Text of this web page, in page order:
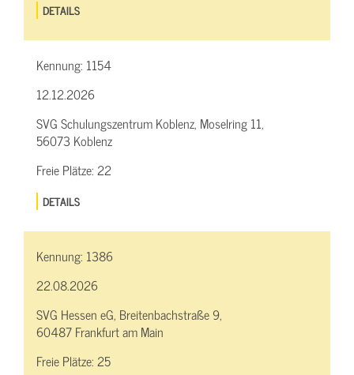
DETAILS
Kennung: 1154
12.12.2026
SVG Schulungszentrum Koblenz, Moselring 11,
56073 Koblenz
Freie Plätze:22
DETAILS
Kennung: 1386
22.08.2026
SVG Hessen eG, Breitenbachstraße 9,
60487 Frankfurt am Main
Freie Plätze:25